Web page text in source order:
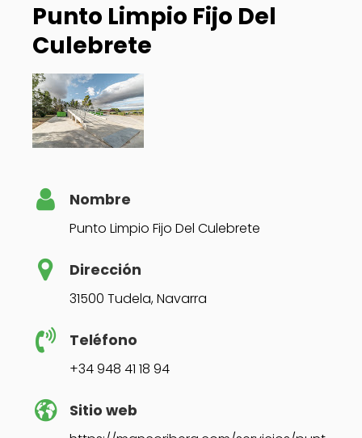
Punto Limpio Fijo Del
Culebrete
Nombre
Punto Limpio Fijo Del Culebrete
Dirección
31500 Tudela, Navarra
Teléfono
+34 948 41 18 94
Sitio web